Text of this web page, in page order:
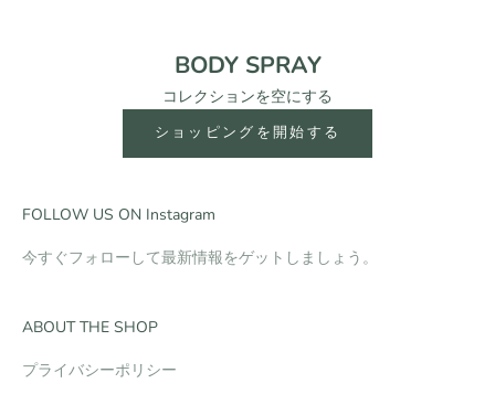
BODY SPRAY
コレクションを空にする
ショッピングを開始する
FOLLOW US ON Instagram
今すぐフォローして最新情報をゲットしましょう。
ABOUT THE SHOP
プライバシーポリシー